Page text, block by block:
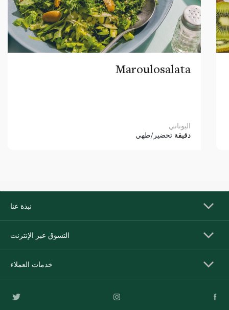
Maroulosalata
اليوناني
دقيقة تحضير/طهي
نبذة عنا
التسوق عبر الإنترنت
خدمات العملاء